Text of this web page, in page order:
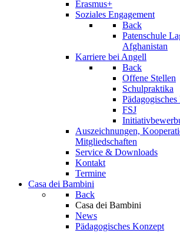
Erasmus+
Soziales Engagement
Back
Patenschule
Afghanistan
Karriere bei Angell
Back
Offene Stellen
Schulpraktika
FSJ
Auszeichnungen,
Mitgliedschaften
Service & Downloads
Kontakt
Termine
Casa dei Bambini
Back
Casa dei Bambini
News
Pädagogisches Konzept